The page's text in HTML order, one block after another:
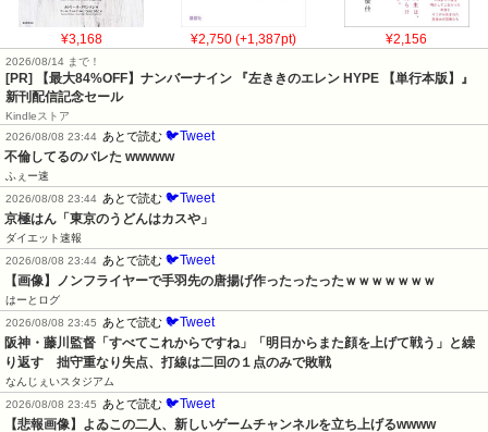
¥3,168 ¥2,750 (+1,387pt) ¥2,156
2026/08/14 まで！
[PR] 【最大84%OFF】ナンバーナイン 『左ききのエレン HYPE 【単行本版】』
新刊配信記念セール
Kindleストア
2026/08/08 23:44 あとで読む 🐦Tweet
不倫してるのバレた wwwww
ふぇー速
2026/08/08 23:44 あとで読む 🐦Tweet
京極はん「東京のうどんはカスや」
ダイエット速報
2026/08/08 23:44 あとで読む 🐦Tweet
【画像】ノンフライヤーで手羽先の唐揚げ作ったったったｗｗｗｗｗｗｗ
はーとログ
2026/08/08 23:45
あとで読む 🐦Tweet
阪神・藤川監督「すべてこれからですね」「明日からまた顔を上げて戦う」と繰
り返す　拙守重なり失点、打線は二回の１点のみで敗戦
なんじぇいスタジアム
2026/08/08 23:45
あとで読む 🐦Tweet
【悲報画像】よゐこの二人、新しいゲームチャンネルを立ち上げるwwww